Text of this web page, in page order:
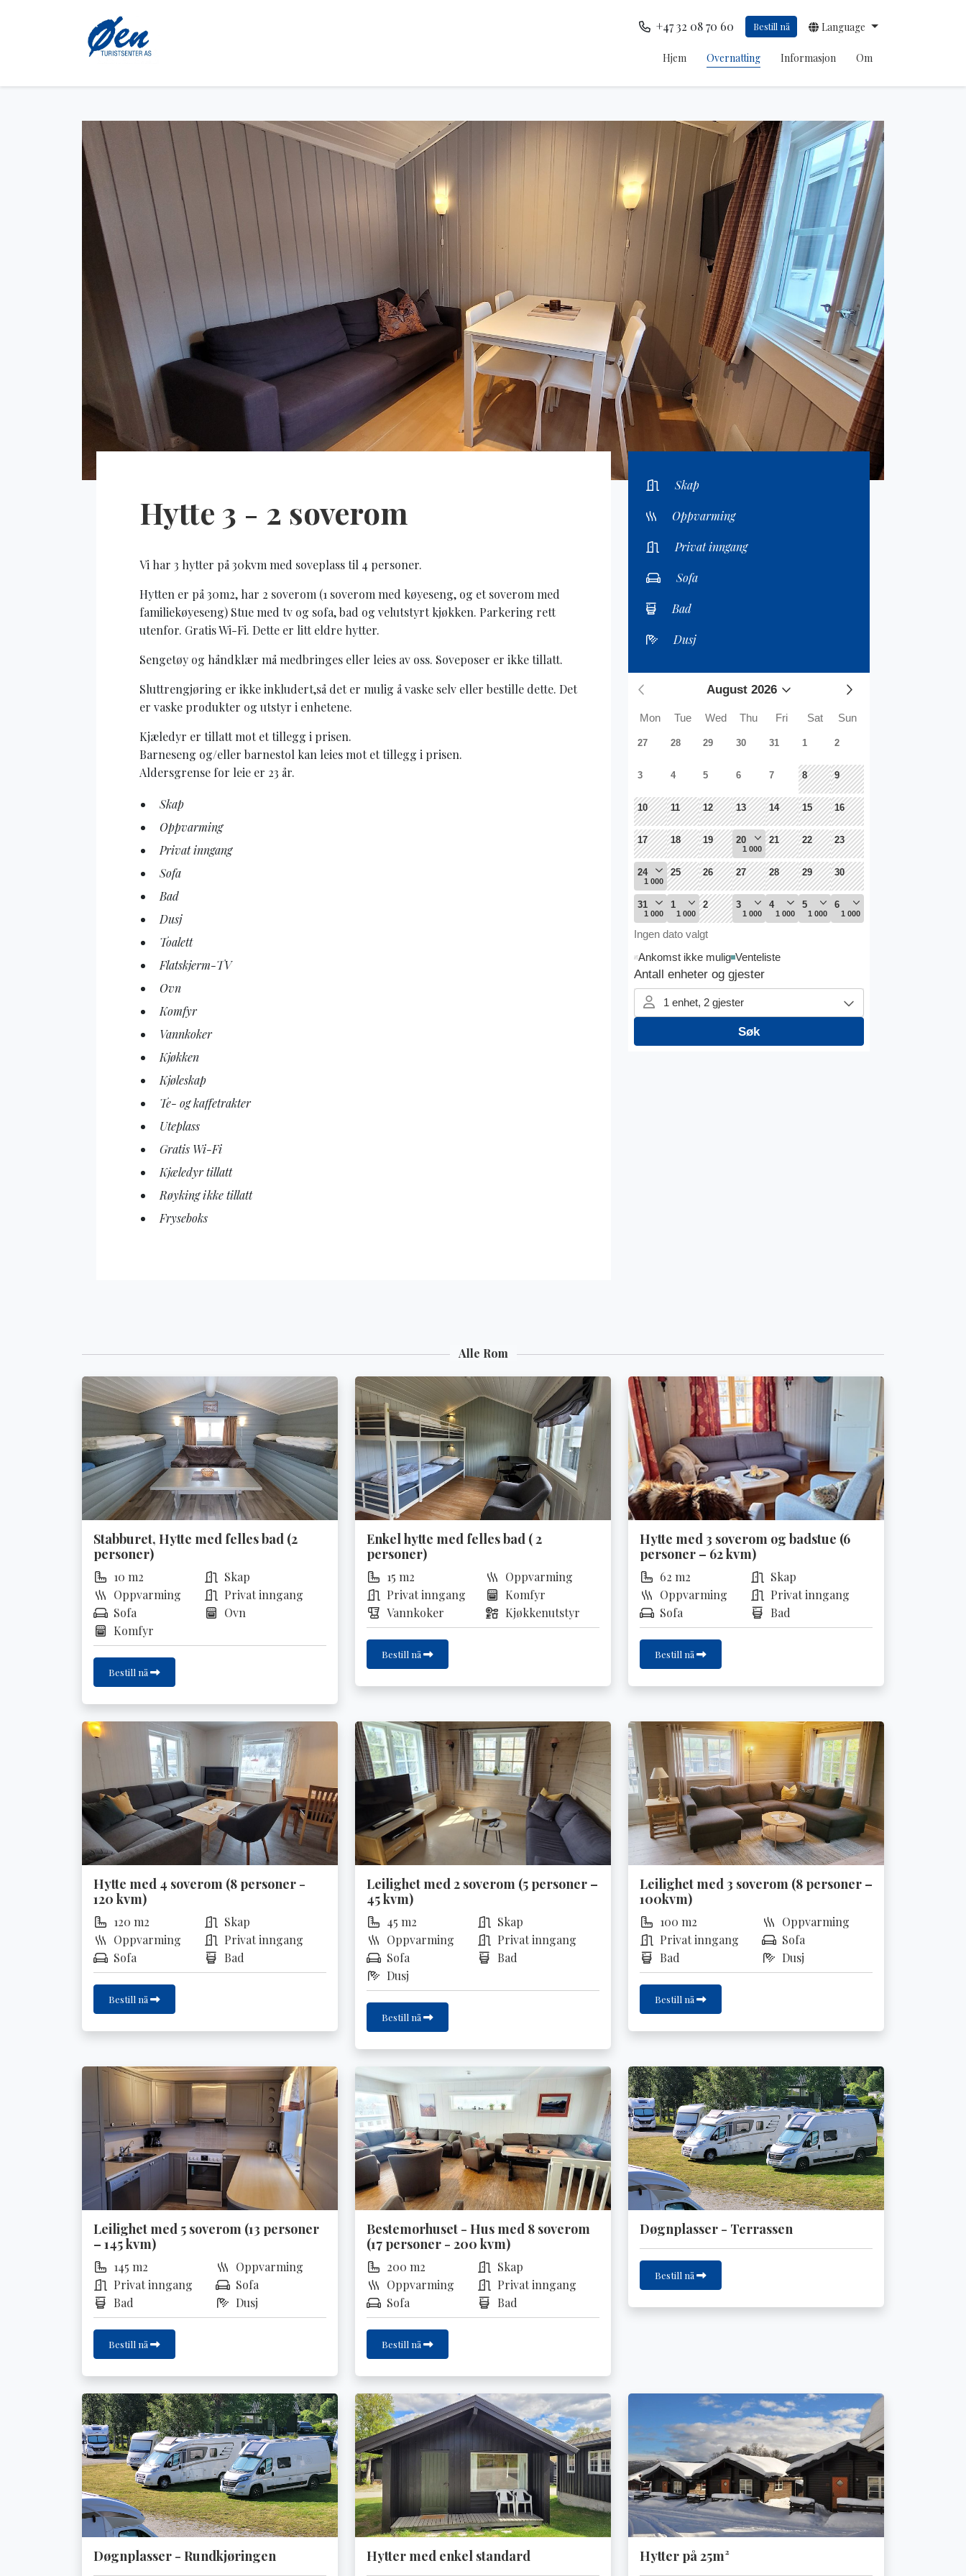
+47 32 08 70 60 Bestill nå Language
Hjem Overnatting Informasjon Om
Hytte 3 - 2 soverom
Vi har 3 hytter på 30kvm med soveplass til 4 personer.
Hytten er på 30m2, har 2 soverom (1 soverom med køyeseng, og et soverom med
familiekøyeseng) Stue med tv og sofa, bad og velutstyrt kjøkken. Parkering rett
utenfor. Gratis Wi-Fi. Dette er litt eldre hytter.
Sengetøy og håndklær må medbringes eller leies av oss. Soveposer er ikke tillatt.
Sluttrengjøring er ikke inkludert,så det er mulig å vaske selv eller bestille dette. Det
er vaske produkter og utstyr i enhetene.
Kjæledyr er tillatt mot et tillegg i prisen.
Barneseng og/eller barnestol kan leies mot et tillegg i prisen.
Aldersgrense for leie er 23 år.
Skap
Oppvarming
Privat inngang
Sofa
Bad
Dusj
Toalett
Flatskjerm-TV
Ovn
Komfyr
Vannkoker
Kjøkken
Kjøleskap
Te- og kaffetrakter
Uteplass
Gratis Wi-Fi
Kjæledyr tillatt
Røyking ikke tillatt
Fryseboks
Skap
Oppvarming
Privat inngang
Sofa
Bad
Dusj
Alle Rom
Stabburet, Hytte med felles bad (2
personer)
10 m2
Skap
Oppvarming
Privat inngang
Sofa
Ovn
Komfyr
Bestill nå
Enkel hytte med felles bad ( 2
personer)
15 m2
Oppvarming
Privat inngang
Komfyr
Vannkoker
Kjøkkenutstyr
Bestill nå
Hytte med 3 soverom og badstue (6
personer – 62 kvm)
62 m2
Skap
Oppvarming
Privat inngang
Sofa
Bad
Bestill nå
Hytte med 4 soverom (8 personer -
120 kvm)
120 m2
Skap
Oppvarming
Privat inngang
Sofa
Bad
Bestill nå
Leilighet med 2 soverom (5 personer –
45 kvm)
45 m2
Skap
Oppvarming
Privat inngang
Sofa
Bad
Dusj
Bestill nå
Leilighet med 3 soverom (8 personer –
100kvm)
100 m2
Oppvarming
Privat inngang
Sofa
Bad
Dusj
Bestill nå
Leilighet med 5 soverom (13 personer
– 145 kvm)
145 m2
Oppvarming
Privat inngang
Sofa
Bad
Dusj
Bestill nå
Bestemorhuset - Hus med 8 soverom
(17 personer - 200 kvm)
200 m2
Skap
Oppvarming
Privat inngang
Sofa
Bad
Bestill nå
Døgnplasser - Terrassen
Bestill nå
Døgnplasser - Rundkjøringen Hytter med enkel standard Hytter på 25m²